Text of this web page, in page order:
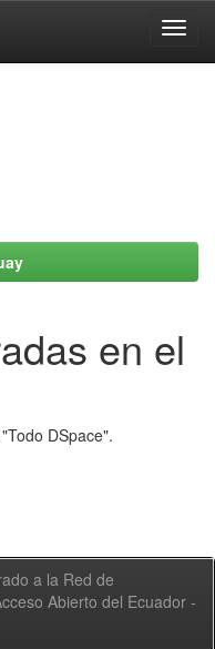
en el
DSpace".
a la Red de
Abierto del Ecuador -